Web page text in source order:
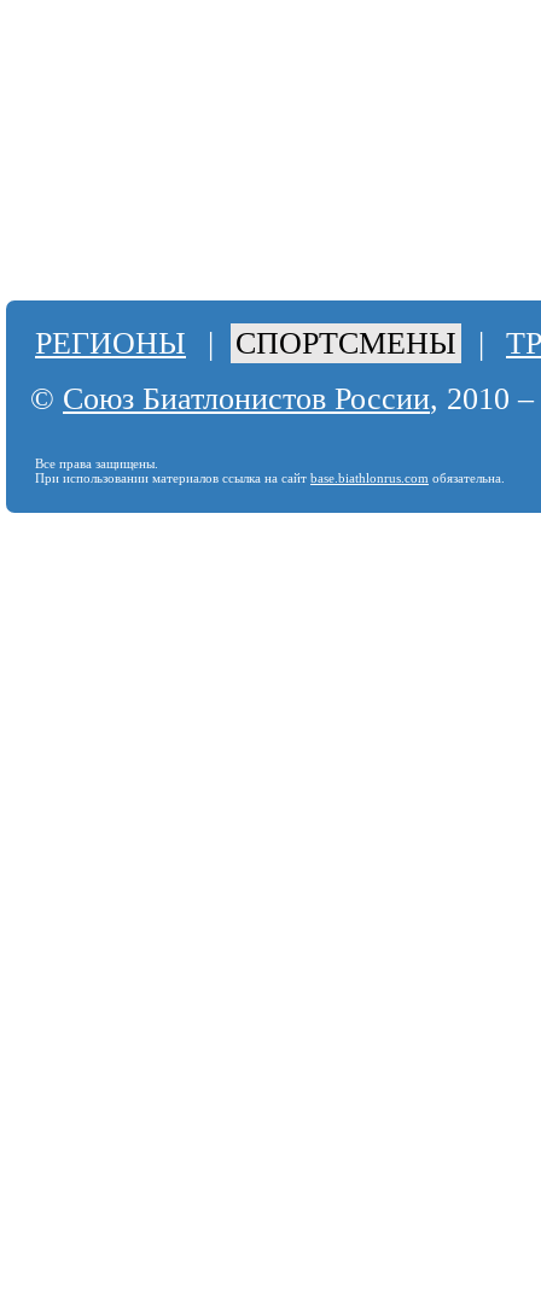
РЕГИОНЫ | СПОРТСМЕНЫ |
© Союз Биатлонистов России, 2010
Все права защищены.
При использовании материалов ссылка на сайт base.biathlonrus.com обязательна.